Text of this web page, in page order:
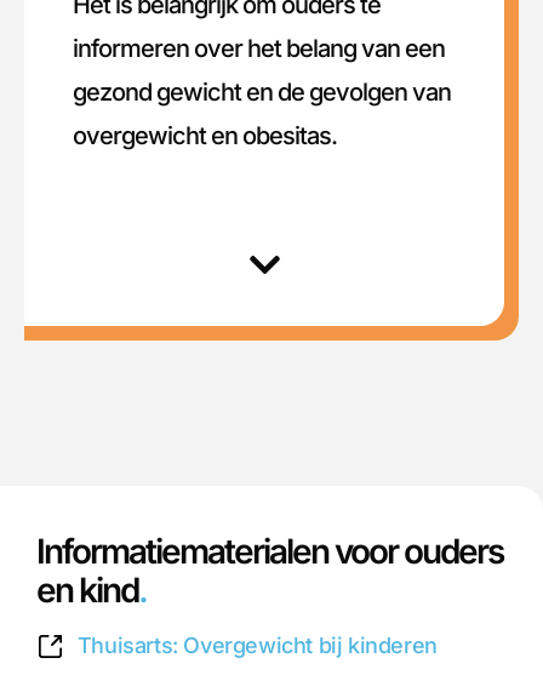
informeren over het belang van een
gezond gewicht en de gevolgen van
overgewicht en obesitas.
Informatiematerialen voor ouders
en kind.
Thuisarts: Overgewicht bij kinderen